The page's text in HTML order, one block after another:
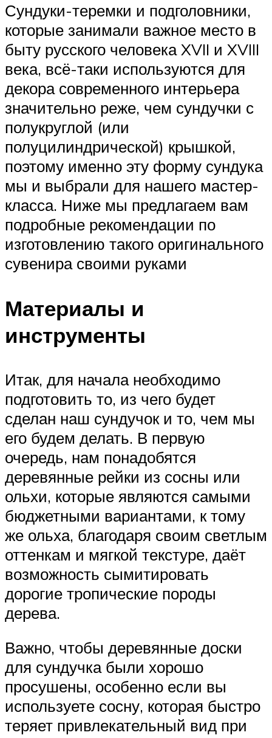
Сундуки-теремки и подголовники,
которые занимали важное место в
быту русского человека XVII и XVIII
века, всё-таки используются для
декора современного интерьера
значительно реже, чем сундучки с
полукруглой (или
полуцилиндрической) крышкой,
поэтому именно эту форму сундука
мы и выбрали для нашего мастер-
класса. Ниже мы предлагаем вам
подробные рекомендации по
изготовлению такого оригинального
сувенира своими руками
Материалы и
инструменты
Итак, для начала необходимо
подготовить то, из чего будет
сделан наш сундучок и то, чем мы
его будем делать. В первую
очередь, нам понадобятся
деревянные рейки из сосны или
ольхи, которые являются самыми
бюджетными вариантами, к тому
же ольха, благодаря своим светлым
оттенкам и мягкой текстуре, даёт
возможность сымитировать
дорогие тропические породы
дерева.
Важно, чтобы деревянные доски
для сундучка были хорошо
просушены, особенно если вы
используете сосну, которая быстро
теряет привлекательный вид при